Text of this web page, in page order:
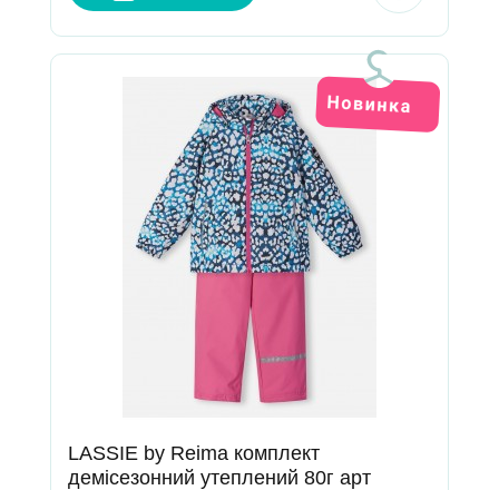
LASSIE by Reima комплект
демісезонний утеплений 80г арт